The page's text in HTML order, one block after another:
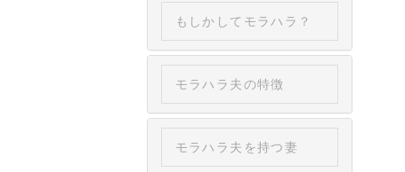
もしかしてモラハラ？
モラハラ夫の特徴
モラハラ夫を持つ妻